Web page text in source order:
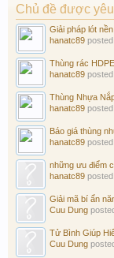
Chủ đề được
Giải pháp lót
hanatc89 posted
Thùng rác
hanatc89 posted
Thùng Nhựa
hanatc89 posted
Báo giá thùng
hanatc89 posted
những ưu điểm
hanatc89 posted
Giải mã bí ẩn
Cuu Dung
Tử Bình Giúp
Cuu Dung